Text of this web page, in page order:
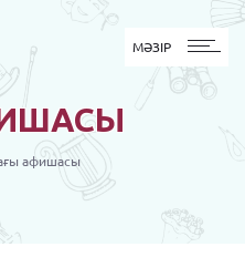
MӘЗІР
МӘЗІР
афишасы